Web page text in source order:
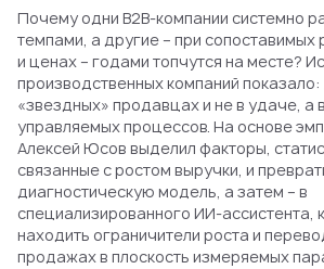
Почему одни B2B-компании системно
темпами, а другие – при сопоставимых
и ценах – годами топчутся на месте?
производственных компаний показало:
«звездных» продавцах и не в удаче, а
управляемых процессов. На основе
Алексей Юсов выделил факторы,
связанные с ростом выручки, и
диагностическую модель, а затем – в
специализированного ИИ-ассистента,
находить ограничители роста и
продажах в плоскость измеряемых